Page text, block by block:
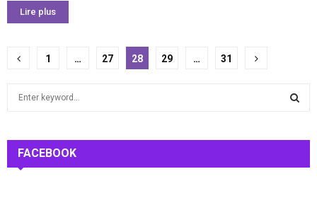
Lire plus
Pagination
publications
1 … 27 28 29 … 31
FACEBOOK